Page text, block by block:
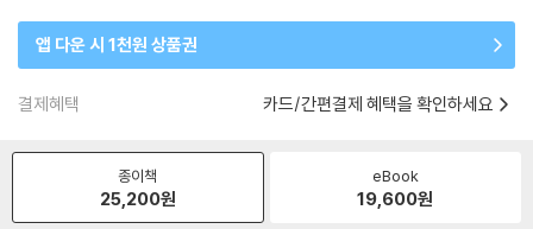
앱 다운 시 1천원 상품권
결제혜택 카드/간편결제 혜택을 확인하세요
종이책
25,200원
eBook
19,600원